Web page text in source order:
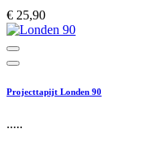
€ 25,90
Projecttapijt Londen 90
.....